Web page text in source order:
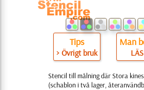
Tips
> Övrigt bruk
Man
Stencil till målning där Stora
(schablon i två lager,